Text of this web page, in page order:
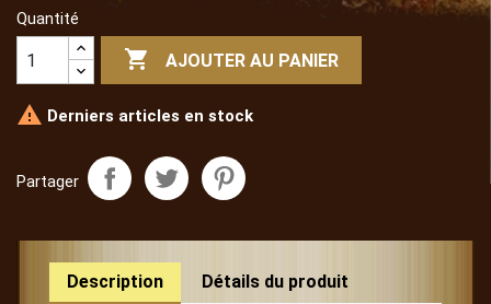
Quantité
 AJOUTER AU PANIER
 Derniers articles en stock
Partager
Description Détails du produit